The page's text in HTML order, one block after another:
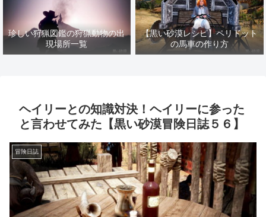
珍しい狩猟図鑑の狩猟動物の出
現場所一覧
【黒い砂漠レシピ】ペリドット
の馬車の作り方
ヘイリーとの知識対決！ヘイリーに参った
と言わせてみた【黒い砂漠冒険日誌５６】
冒険日誌